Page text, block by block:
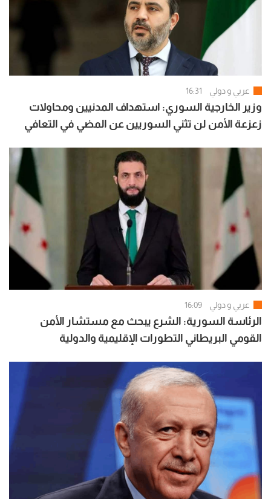
عربي و دولي 16:31
وزير الخارجية السوري: استهداف المدنيين ومحاولات
زعزعة الأمن لن تثني السوريين عن المضي في التعافي
عربي و دولي 16:09
الرئاسة السورية: الشرع يبحث مع مستشار الأمن
القومي البريطاني التطورات الإقليمية والدولية